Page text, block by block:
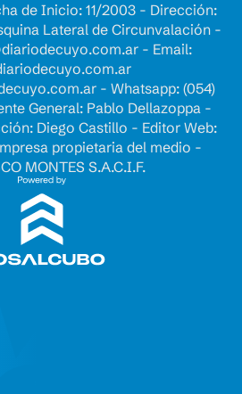
de Inicio: 11/2003 - Dirección:
Lateral de Circunvalación -
- Email:
- Whatsapp: (054)
General: Pablo Dellazoppa -
Diego Castillo - Editor Web:
propietaria del medio -
MONTES S.A.C.I.F.